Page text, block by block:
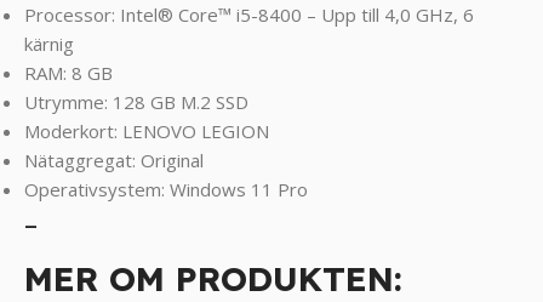
Processor: Intel® Core™ i5-8400 – Upp till 4,0 GHz, 6
kärnig
RAM: 8 GB
Utrymme: 128 GB M.2 SSD
Moderkort: LENOVO LEGION
Nätaggregat: Original
Operativsystem: Windows 11 Pro
MER OM PRODUKTEN: